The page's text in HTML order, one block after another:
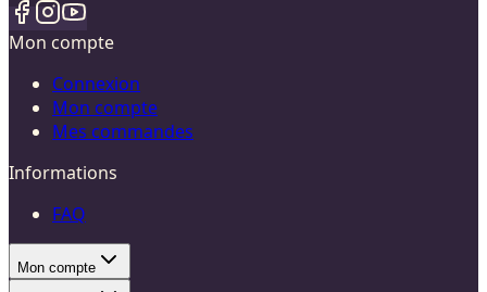
Mon compte
Connexion
Mon compte
Mes commandes
Informations
FAQ
Mon compte